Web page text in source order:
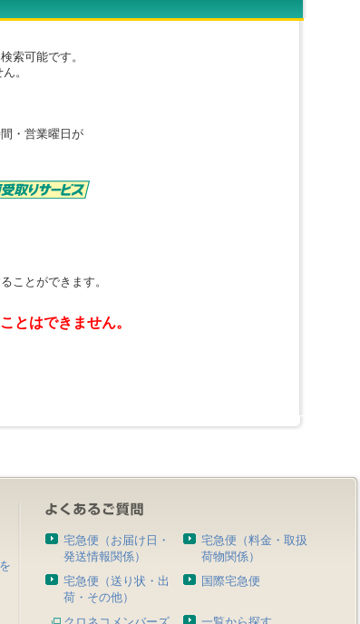
索可能です。
。
・営業曜日が
ことができます。
とはできません。
宅急便（お届け日・
発送情報関係）
宅急便（料金・取扱
荷物関係）
宅急便（送り状・出
荷・その他）
国際宅急便